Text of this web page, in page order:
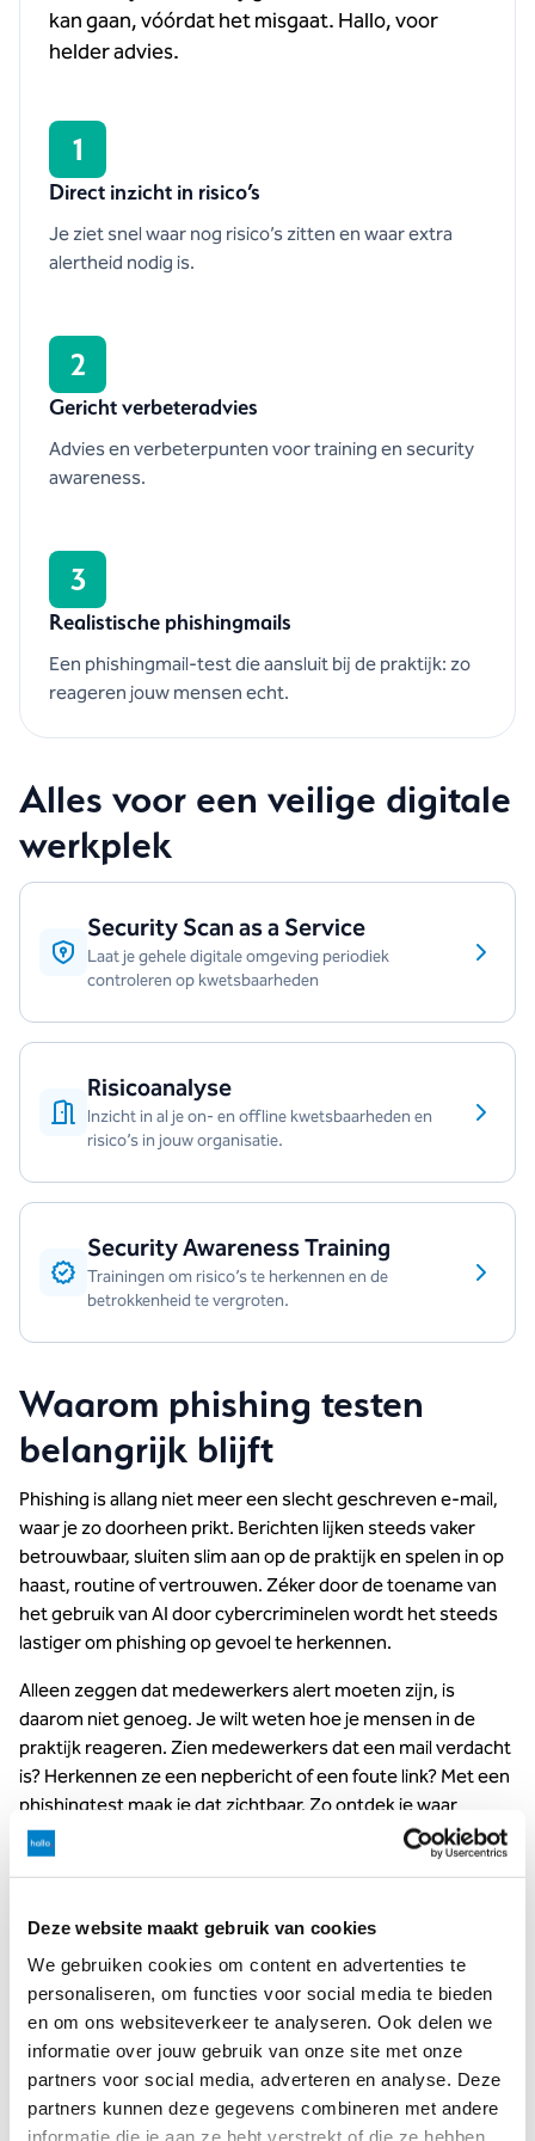
Deze website maakt gebruik van cookies
We gebruiken cookies om content en advertenties te
personaliseren, om functies voor social media te bieden
en om ons websiteverkeer te analyseren. Ook delen we
informatie over jouw gebruik van onze site met onze
partners voor social media, adverteren en analyse. Deze
partners kunnen deze gegevens combineren met andere
informatie die je aan ze hebt verstrekt of die ze hebben
kan gaan, vóórdat het misgaat. Hallo, voor
helder advies.
1
Direct inzicht in risico’s
Je ziet snel waar nog risico’s zitten en waar extra
alertheid nodig is.
2
Gericht verbeteradvies
Advies en verbeterpunten voor training en security
awareness.
3
Realistische phishingmails
Een phishingmail-test die aansluit bij de praktijk: zo
reageren jouw mensen echt.
Alles voor een veilige digitale
werkplek
Security Scan as a Service
Laat je gehele digitale omgeving periodiek
controleren op kwetsbaarheden
Risicoanalyse
Inzicht in al je on- en offline kwetsbaarheden en
risico’s in jouw organisatie.
Security Awareness Training
Trainingen om risico’s te herkennen en de
betrokkenheid te vergroten.
Waarom phishing testen
belangrijk blijft
Phishing is allang niet meer een slecht geschreven e-mail,
waar je zo doorheen prikt. Berichten lijken steeds vaker
betrouwbaar, sluiten slim aan op de praktijk en spelen in op
haast, routine of vertrouwen. Zéker door de toename van
het gebruik van AI door cybercriminelen wordt het steeds
lastiger om phishing op gevoel te herkennen.
Alleen zeggen dat medewerkers alert moeten zijn, is
daarom niet genoeg. Je wilt weten hoe je mensen in de
praktijk reageren. Zien medewerkers dat een mail verdacht
is? Herkennen ze een nepbericht of een foute link? Met een
phishingtest maak je dat zichtbaar. Zo ontdek je waar
binnen je organisatie risico’s zitten en waar extra scherpte
nodig is.
De gevaren van phishing voor
bedrijven
• gestolen inloggegevens
• malware of ransomware op systemen
• datalekken en verlies van gevoelige informatie